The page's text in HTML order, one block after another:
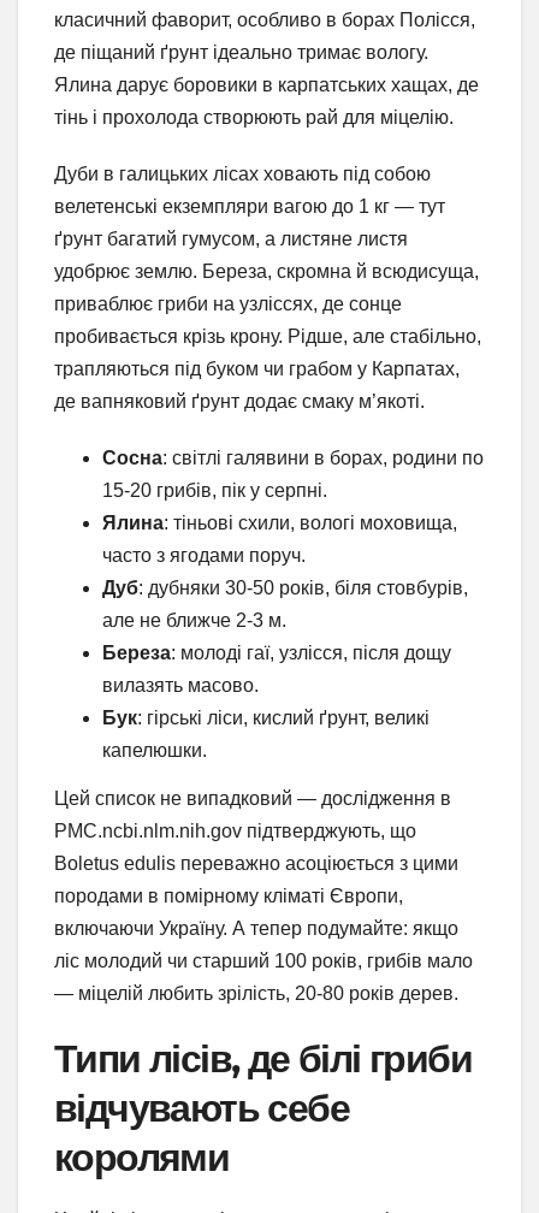
класичний фаворит, особливо в борах Полісся,
де піщаний ґрунт ідеально тримає вологу.
Ялина дарує боровики в карпатських хащах, де
тінь і прохолода створюють рай для міцелію.
Дуби в галицьких лісах ховають під собою
велетенські екземпляри вагою до 1 кг — тут
ґрунт багатий гумусом, а листяне листя
удобрює землю. Береза, скромна й всюдисуща,
приваблює гриби на узліссях, де сонце
пробивається крізь крону. Рідше, але стабільно,
трапляються під буком чи грабом у Карпатах,
де вапняковий ґрунт додає смаку м’якоті.
Сосна: світлі галявини в борах, родини по
15-20 грибів, пік у серпні.
Ялина: тіньові схили, вологі моховища,
часто з ягодами поруч.
Дуб: дубняки 30-50 років, біля стовбурів,
але не ближче 2-3 м.
Береза: молоді гаї, узлісся, після дощу
вилазять масово.
Бук: гірські ліси, кислий ґрунт, великі
капелюшки.
Цей список не випадковий — дослідження в
PMC.ncbi.nlm.nih.gov підтверджують, що
Boletus edulis переважно асоціюється з цими
породами в помірному кліматі Європи,
включаючи Україну. А тепер подумайте: якщо
ліс молодий чи старший 100 років, грибів мало
— міцелій любить зрілість, 20-80 років дерев.
Типи лісів, де білі гриби
відчувають себе
королями